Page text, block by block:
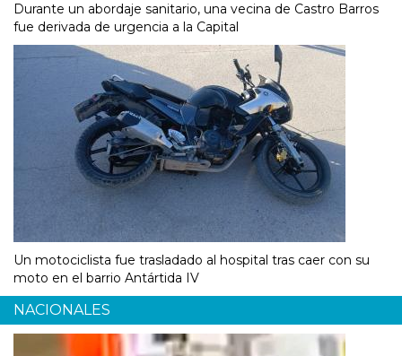
Durante un abordaje sanitario, una vecina de Castro Barros
fue derivada de urgencia a la Capital
Un motociclista fue trasladado al hospital tras caer con su
moto en el barrio Antártida IV
NACIONALES